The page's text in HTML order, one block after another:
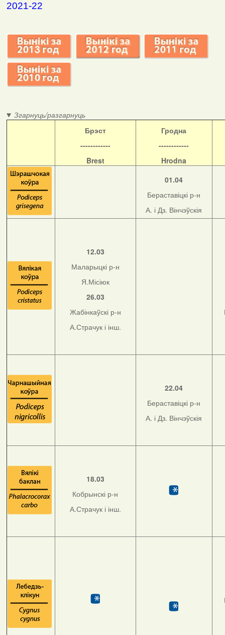
2021-22
Згарнуць/разгарнуць
Брэст
------------
Brest
Гродна
------------
Hrodna
01.04
Бераставіцкі р-н
А. і Дз. Вінчэўскія
12.03
Маларыцкі р-н
Я.Місіюк
26.03
Жабінкаўскі р-н
А.Страчук і інш.
22.04
Бераставіцкі р-н
А. і Дз. Вінчэўскія
18.03
Кобрынскі р-н
А.Страчук і інш.